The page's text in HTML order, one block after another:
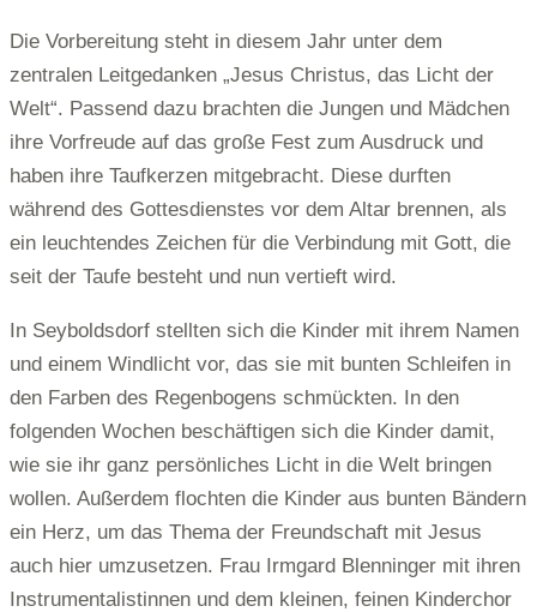
Die Vorbereitung steht in diesem Jahr unter dem
zentralen Leitgedanken „Jesus Christus, das Licht der
Welt“. Passend dazu brachten die Jungen und Mädchen
ihre Vorfreude auf das große Fest zum Ausdruck und
haben ihre Taufkerzen mitgebracht. Diese durften
während des Gottesdienstes vor dem Altar brennen, als
ein leuchtendes Zeichen für die Verbindung mit Gott, die
seit der Taufe besteht und nun vertieft wird.
In Seyboldsdorf stellten sich die Kinder mit ihrem Namen
und einem Windlicht vor, das sie mit bunten Schleifen in
den Farben des Regenbogens schmückten. In den
folgenden Wochen beschäftigen sich die Kinder damit,
wie sie ihr ganz persönliches Licht in die Welt bringen
wollen. Außerdem flochten die Kinder aus bunten Bändern
ein Herz, um das Thema der Freundschaft mit Jesus
auch hier umzusetzen. Frau Irmgard Blenninger mit ihren
Instrumentalistinnen und dem kleinen, feinen Kinderchor